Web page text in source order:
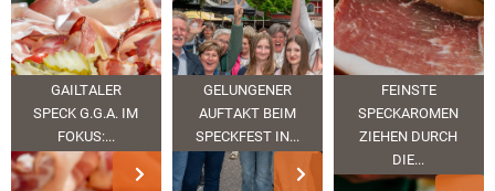
GAILTALER
SPECK G.G.A. IM
FOKUS:...
GELUNGENER
AUFTAKT BEIM
SPECKFEST IN...
FEINSTE
SPECKAROMEN
ZIEHEN DURCH
DIE...